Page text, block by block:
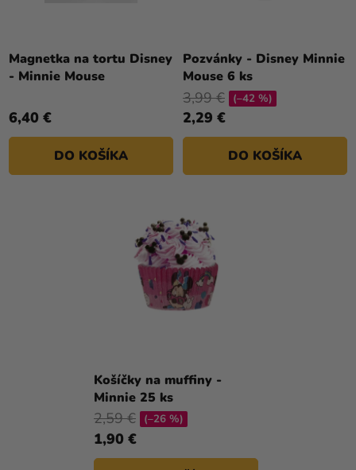
Magnetka na tortu Disney
- Minnie Mouse
6,40 €
DO KOŠÍKA
Pozvánky - Disney Minnie
Mouse 6 ks
2,29 €
3,99 € (–42 %)
DO KOŠÍKA
Košíčky na muffiny -
Minnie 25 ks
1,90 €
2,59 € (–26 %)